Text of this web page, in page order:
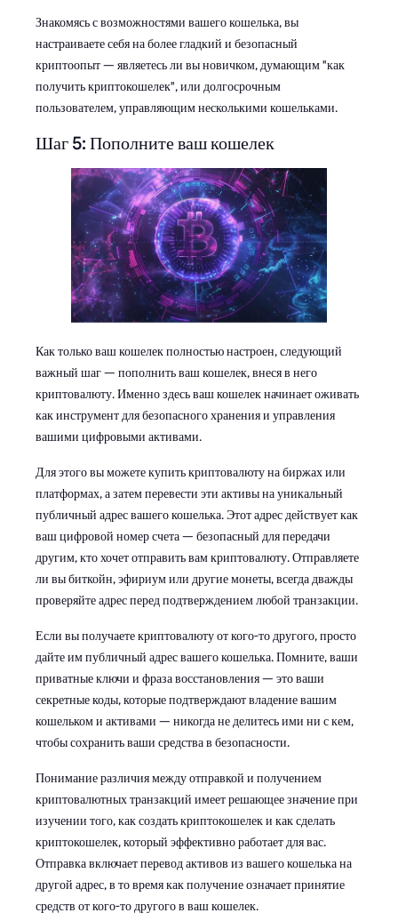
Знакомясь с возможностями вашего кошелька, вы
настраиваете себя на более гладкий и безопасный
криптоопыт — являетесь ли вы новичком, думающим "как
получить криптокошелек", или долгосрочным
пользователем, управляющим несколькими кошельками.
Шаг 5: Пополните ваш кошелек
Как только ваш кошелек полностью настроен, следующий
важный шаг — пополнить ваш кошелек, внеся в него
криптовалюту. Именно здесь ваш кошелек начинает оживать
как инструмент для безопасного хранения и управления
вашими цифровыми активами.
Для этого вы можете купить криптовалюту на биржах или
платформах, а затем перевести эти активы на уникальный
публичный адрес вашего кошелька. Этот адрес действует как
ваш цифровой номер счета — безопасный для передачи
другим, кто хочет отправить вам криптовалюту. Отправляете
ли вы биткойн, эфириум или другие монеты, всегда дважды
проверяйте адрес перед подтверждением любой транзакции.
Если вы получаете криптовалюту от кого-то другого, просто
дайте им публичный адрес вашего кошелька. Помните, ваши
приватные ключи и фраза восстановления — это ваши
секретные коды, которые подтверждают владение вашим
кошельком и активами — никогда не делитесь ими ни с кем,
чтобы сохранить ваши средства в безопасности.
Понимание различия между отправкой и получением
криптовалютных транзакций имеет решающее значение при
изучении того, как создать криптокошелек и как сделать
криптокошелек, который эффективно работает для вас.
Отправка включает перевод активов из вашего кошелька на
другой адрес, в то время как получение означает принятие
средств от кого-то другого в ваш кошелек.